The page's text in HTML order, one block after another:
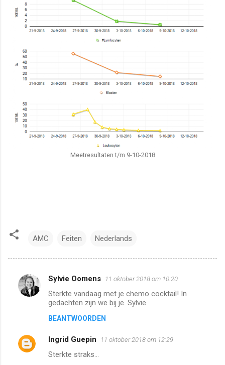
Meetresultaten t/m 9-10-2018
AMC Feiten Nederlands
R
e
t
Sylvie Oomens 11 oktober 2018 om 10:20
Sterkte vandaag met je chemo cocktail! In
gedachten zijn we bij je. Sylvie
BEANTWOORDEN
Ingrid Guepin 11 oktober 2018 om 12:29
Sterkte straks...